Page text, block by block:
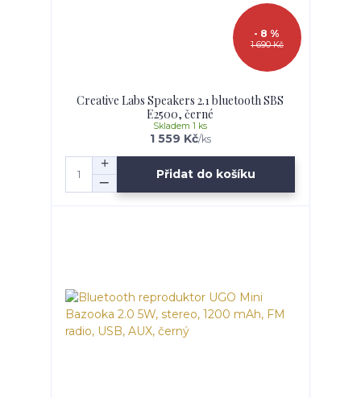
1 690 Kč
- 8 %
Creative Labs Speakers 2.1 bluetooth SBS
E2500, černé
1 559 Kč/ks
Skladem 1 ks
Přidat do košíku